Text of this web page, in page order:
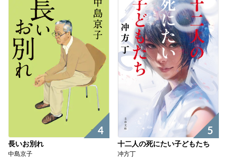
4
長いお別れ
中島京子
5
十二人の死にたい子どもたち
冲方丁